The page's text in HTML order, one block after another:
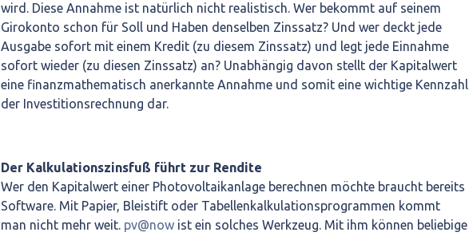
wird. Diese Annahme ist natürlich nicht realistisch. Wer bekommt auf seinem
Girokonto schon für Soll und Haben denselben Zinssatz? Und wer deckt jede
Ausgabe sofort mit einem Kredit (zu diesem Zinssatz) und legt jede Einnahme
sofort wieder (zu diesen Zinssatz) an? Unabhängig davon stellt der Kapitalwert
eine finanzmathematisch anerkannte Annahme und somit eine wichtige Kennzahl
der Investitionsrechnung dar.
Der Kalkulationszinsfuß führt zur Rendite
Wer den Kapitalwert einer Photovoltaikanlage berechnen möchte braucht bereits
Software. Mit Papier, Bleistift oder Tabellenkalkulationsprogrammen kommt
man nicht mehr weit. pv@now ist ein solches Werkzeug. Mit ihm können beliebige